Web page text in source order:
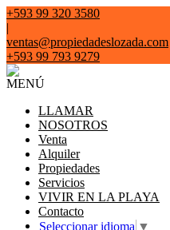
+593 99 320 3580
|
ventas@propiedadeslozada.com
+593 99 793 9279
MENÚ
LLAMAR
NOSOTROS
Venta
Alquiler
Propiedades
Servicios
VIVIR EN LA PLAYA
Contacto
Seleccionar idioma ▼